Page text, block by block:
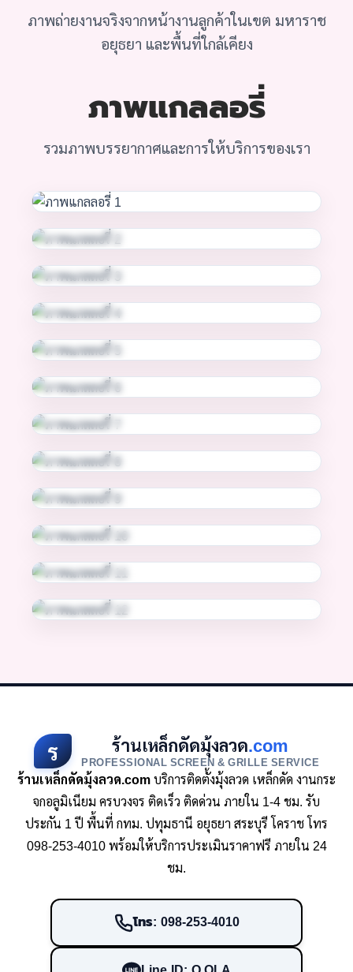
ภาพถ่ายงานจริงจากหน้างานลูกค้าในเขต มหาราช
อยุธยา และพื้นที่ใกล้เคียง
ภาพแกลลอรี่
รวมภาพบรรยากาศและการให้บริการของเรา
ร ร้านเหล็กดัดมุ้งลวด.com
PROFESSIONAL SCREEN & GRILLE SERVICE
ร้านเหล็กดัดมุ้งลวด.comบริการติดตั้งมุ้งลวด เหล็กดัด งานกระ
จกอลูมิเนียม ครบวงจร ติดเร็ว ติดด่วน ภายใน 1-4 ชม. รับ
ประกัน 1 ปี พื้นที่ กทม. ปทุมธานี อยุธยา สระบุรี โคราช โทร
098-253-4010 พร้อมให้บริการประเมินราคาฟรี ภายใน 24
ชม.
โทร: 098-253-4010